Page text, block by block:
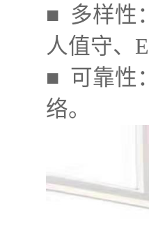
■ 多样性
人值守、
■ 可靠性
络。